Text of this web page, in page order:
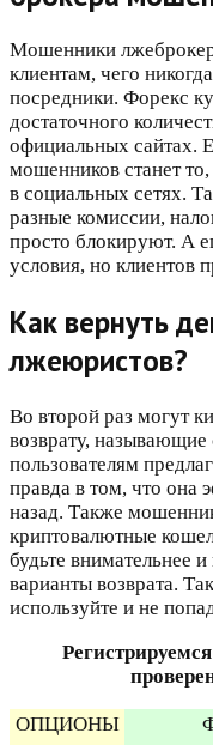
Мошенники
клиентам, чего
посредники. Форекс
достаточного
официальных сайтах.
мошенников станет
в социальных сетях.
разные комиссии,
просто блокируют. А
условия, но клиентов
Как вернуть
лжеюристов?
Во второй раз могут
возврату,
пользователям
правда в том, что она
назад. Также
криптовалютные
будьте внимательнее
варианты возврата.
используйте и не
ОПЦИОНЫ